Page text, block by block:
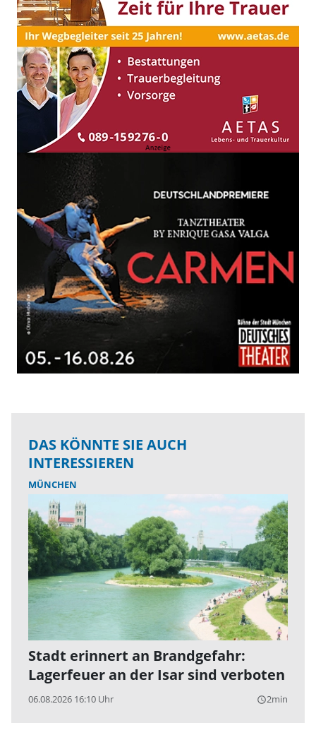
DAS KÖNNTE SIE AUCH
INTERESSIEREN
MÜNCHEN
Stadt erinnert an Brandgefahr:
Lagerfeuer an der Isar sind verboten
06.08.2026 16:10 Uhr query_builder2min